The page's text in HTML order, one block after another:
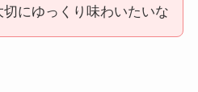
切にゆっくり味わいたいな